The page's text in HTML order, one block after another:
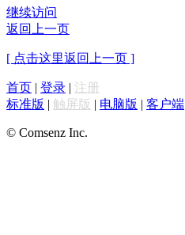
继续访问
返回上一页
[ 点击这里返回上一页 ]
首页 | 登录 | 注册
标准版 | 触屏版 | 电脑版 | 客户端
© Comsenz Inc.